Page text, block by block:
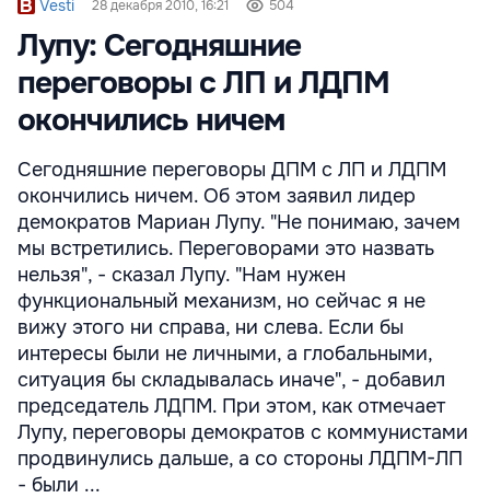
Vesti 28 декабря 2010, 16:21 504
Лупу: Сегодняшние
переговоры с ЛП и ЛДПМ
окончились ничем
Сегодняшние переговоры ДПМ с ЛП и ЛДПМ
окончились ничем. Об этом заявил лидер
демократов Мариан Лупу. "Не понимаю, зачем
мы встретились. Переговорами это назвать
нельзя", - сказал Лупу. "Нам нужен
функциональный механизм, но сейчас я не
вижу этого ни справа, ни слева. Если бы
интересы были не личными, а глобальными,
ситуация бы складывалась иначе", - добавил
председатель ЛДПМ. При этом, как отмечает
Лупу, переговоры демократов с коммунистами
продвинулись дальше, а со стороны ЛДПМ-ЛП
- были ...